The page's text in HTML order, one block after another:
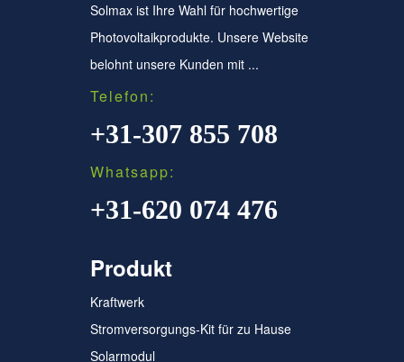
Solmax ist Ihre Wahl für hochwertige
Photovoltaikprodukte. Unsere Website
belohnt unsere Kunden mit ...
Telefon:
+31-307 855 708
Whatsapp:
+31-620 074 476
Produkt
Kraftwerk
Stromversorgungs-Kit für zu Hause
Solarmodul